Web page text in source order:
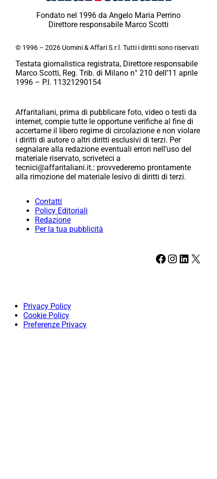
Fondato nel 1996 da Angelo Maria Perrino
Direttore responsabile Marco Scotti
© 1996 – 2026 Uomini & Affari S.r.l. Tutti i diritti sono riservati
Testata giornalistica registrata, Direttore responsabile
Marco Scotti, Reg. Trib. di Milano n° 210 dell’11 aprile
1996 – P.I. 11321290154
Affaritaliani, prima di pubblicare foto, video o testi da
internet, compie tutte le opportune verifiche al fine di
accertarne il libero regime di circolazione e non violare
i diritti di autore o altri diritti esclusivi di terzi. Per
segnalare alla redazione eventuali errori nell’uso del
materiale riservato, scriveteci a
tecnici@affaritaliani.it.: provvederemo prontamente
alla rimozione del materiale lesivo di diritti di terzi.
Contatti
Policy Editoriali
Redazione
Per la tua pubblicità
Facebook Instagram LinkedIn X
Privacy Policy
Cookie Policy
Preferenze Privacy